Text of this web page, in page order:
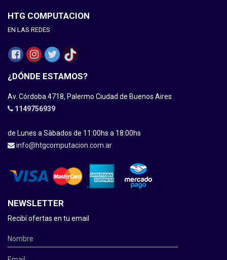
HTG COMPUTACION
EN LAS REDES
¿DÓNDE ESTAMOS?
Av. Córdoba 4718, Palermo Ciudad de Buenos Aires
1149756939
de Lunes a Sàbados de 11:00hs a 18:00hs
info@htgcomputacion.com.ar
NEWSLETTER
Recibí ofertas en tu email